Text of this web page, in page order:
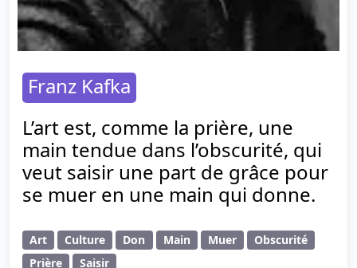
Franz Kafka
L’art est, comme la prière, une
main tendue dans l’obscurité, qui
veut saisir une part de grâce pour
se muer en une main qui donne.
Art Culture Don Main Muer
Obscurité
Prière
Saisir